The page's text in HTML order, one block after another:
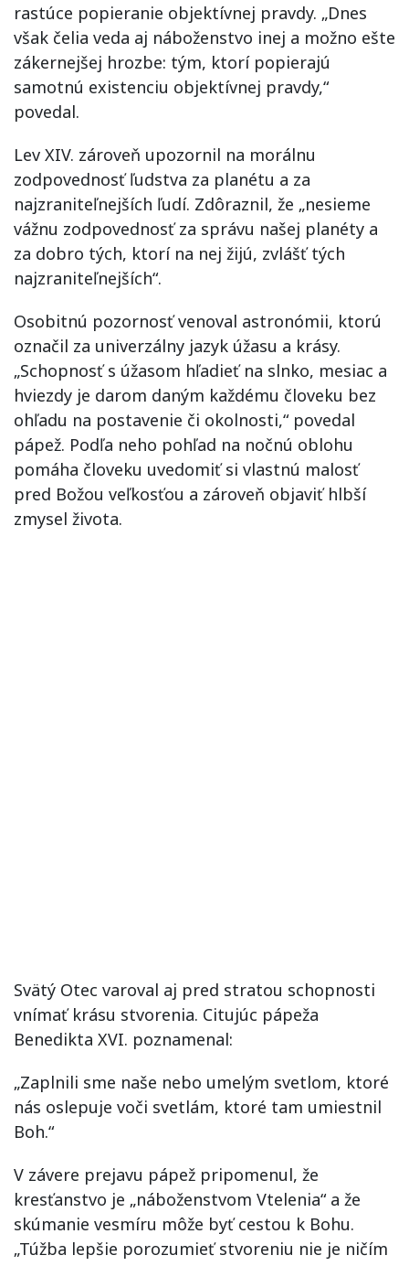
rastúce popieranie objektívnej pravdy. „Dnes
však čelia veda aj náboženstvo inej a možno ešte
zákernejšej hrozbe: tým, ktorí popierajú
samotnú existenciu objektívnej pravdy,“
povedal.
Lev XIV. zároveň upozornil na morálnu
zodpovednosť ľudstva za planétu a za
najzraniteľnejších ľudí. Zdôraznil, že „nesieme
vážnu zodpovednosť za správu našej planéty a
za dobro tých, ktorí na nej žijú, zvlášť tých
najzraniteľnejších“.
Osobitnú pozornosť venoval astronómii, ktorú
označil za univerzálny jazyk úžasu a krásy.
„Schopnosť s úžasom hľadieť na slnko, mesiac a
hviezdy je darom daným každému človeku bez
ohľadu na postavenie či okolnosti,“ povedal
pápež. Podľa neho pohľad na nočnú oblohu
pomáha človeku uvedomiť si vlastnú malosť
pred Božou veľkosťou a zároveň objaviť hlbší
zmysel života.
Svätý Otec varoval aj pred stratou schopnosti
vnímať krásu stvorenia. Citujúc pápeža
Benedikta XVI. poznamenal:
„Zaplnili sme naše nebo umelým svetlom, ktoré
nás oslepuje voči svetlám, ktoré tam umiestnil
Boh.“
V závere prejavu pápež pripomenul, že
kresťanstvo je „náboženstvom Vtelenia“ a že
skúmanie vesmíru môže byť cestou k Bohu.
„Túžba lepšie porozumieť stvoreniu nie je ničím